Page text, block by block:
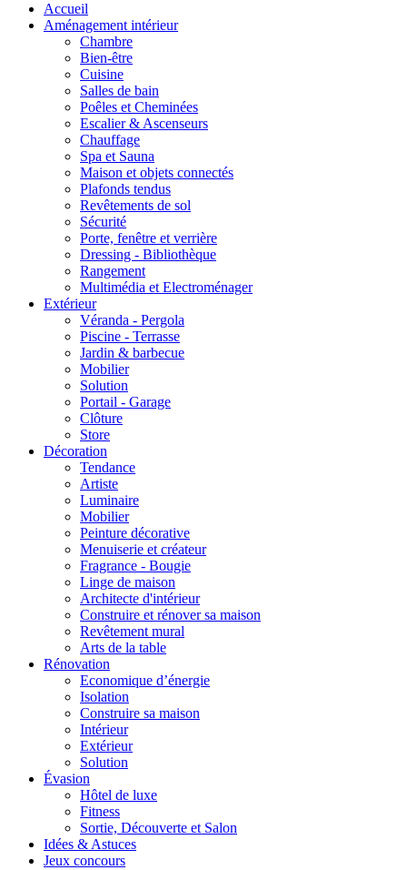
Accueil
Aménagement intérieur
Chambre
Bien-être
Cuisine
Salles de bain
Poêles et Cheminées
Escalier & Ascenseurs
Chauffage
Spa et Sauna
Maison et objets connectés
Plafonds tendus
Revêtements de sol
Sécurité
Porte, fenêtre et verrière
Dressing - Bibliothèque
Rangement
Multimédia et Electroménager
Extérieur
Véranda - Pergola
Piscine - Terrasse
Jardin & barbecue
Mobilier
Solution
Portail - Garage
Clôture
Store
Décoration
Tendance
Artiste
Luminaire
Mobilier
Peinture décorative
Menuiserie et créateur
Fragrance - Bougie
Linge de maison
Architecte d'intérieur
Construire et rénover sa maison
Revêtement mural
Arts de la table
Rénovation
Economique d’énergie
Isolation
Construire sa maison
Intérieur
Extérieur
Solution
Évasion
Hôtel de luxe
Fitness
Sortie, Découverte et Salon
Idées & Astuces
Jeux concours